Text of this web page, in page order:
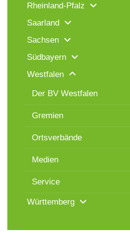
Rheinland-Pfalz
Saarland
Sachsen
Südbayern
Westfalen
Der BV Westfalen
Gremien
Ortsverbände
Medien
Service
Württemberg